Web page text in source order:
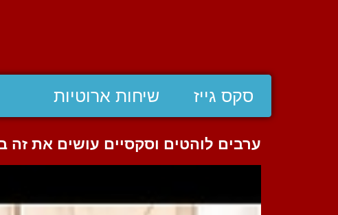
סקס גייז שיחות ארוטיות
ערבים לוהטים וסקסיים עושים את זה